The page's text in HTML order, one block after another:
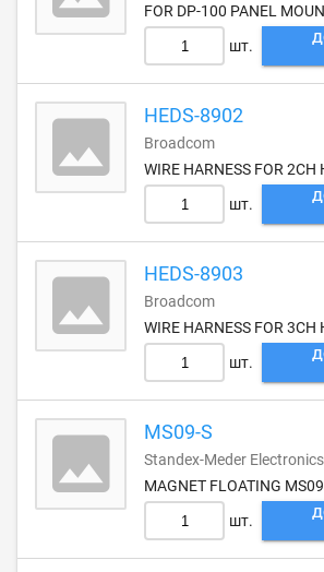
FOR DP-100 PANEL
шт.
HEDS-8902
Broadcom
WIRE HARNESS FOR 2CH
шт.
HEDS-8903
Broadcom
WIRE HARNESS FOR 3CH
шт.
MS09-S
Standex-Meder Electronics
MAGNET FLOATING
шт.